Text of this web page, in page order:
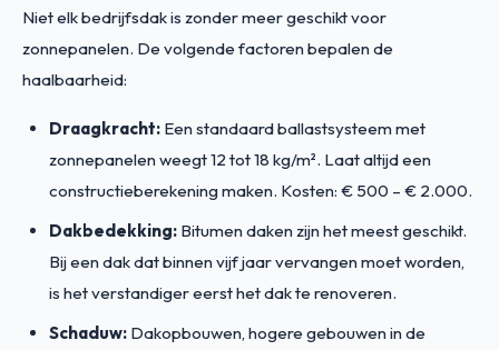
Niet elk bedrijfsdak is zonder meer geschikt voor
zonnepanelen. De volgende factoren bepalen de
haalbaarheid:
Draagkracht: Een standaard ballastsysteem met
zonnepanelen weegt 12 tot 18 kg/m². Laat altijd een
constructieberekening maken. Kosten: € 500 – € 2.000.
Dakbedekking: Bitumen daken zijn het meest geschikt.
Bij een dak dat binnen vijf jaar vervangen moet worden,
is het verstandiger eerst het dak te renoveren.
Schaduw: Dakopbouwen, hogere gebouwen in de